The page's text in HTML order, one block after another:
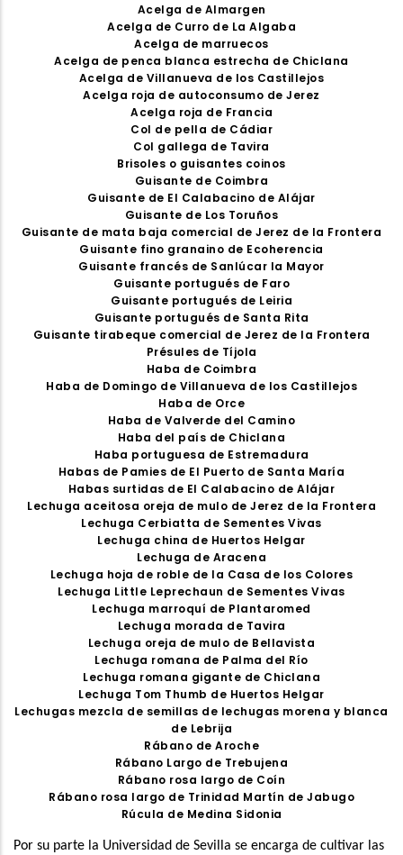
Acelga de Almargen
Acelga de Curro de La Algaba
Acelga de marruecos
Acelga de penca blanca estrecha de Chiclana
Acelga de Villanueva de los Castillejos
Acelga roja de autoconsumo de Jerez
Acelga roja de Francia
Col de pella de Cádiar
Col gallega de Tavira
Brisoles o guisantes coinos
Guisante de Coimbra
Guisante de El Calabacino de Alájar
Guisante de Los Toruños
Guisante de mata baja comercial de Jerez de la Frontera
Guisante fino granaino de Ecoherencia
Guisante francés de Sanlúcar la Mayor
Guisante portugués de Faro
Guisante portugués de Leiria
Guisante portugués de Santa Rita
Guisante tirabeque comercial de Jerez de la Frontera
Présules de Tíjola
Haba de Coimbra
Haba de Domingo de Villanueva de los Castillejos
Haba de Orce
Haba de Valverde del Camino
Haba del país de Chiclana
Haba portuguesa de Estremadura
Habas de Pamies de El Puerto de Santa María
Habas surtidas de El Calabacino de Alájar
Lechuga aceitosa oreja de mulo de Jerez de la Frontera
Lechuga Cerbiatta de Sementes Vivas
Lechuga china de Huertos Helgar
Lechuga de Aracena
Lechuga hoja de roble de la Casa de los Colores
Lechuga Little Leprechaun de Sementes Vivas
Lechuga marroquí de Plantaromed
Lechuga morada de Tavira
Lechuga oreja de mulo de Bellavista
Lechuga romana de Palma del Río
Lechuga romana gigante de Chiclana
Lechuga Tom Thumb de Huertos Helgar
Lechugas mezcla de semillas de lechugas morena y blanca
de Lebrija
Rábano de Aroche
Rábano Largo de Trebujena
Rábano rosa largo de Coín
Rábano rosa largo de Trinidad Martín de Jabugo
Rúcula de Medina Sidonia
Por su parte la Universidad de Sevilla se encarga de cultivar las